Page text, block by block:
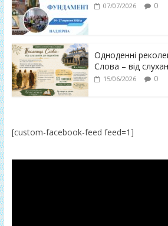
07/07/2026 0
Одноденні
Слова – від
15/06/2026 0
[custom-facebook-feed feed=1]